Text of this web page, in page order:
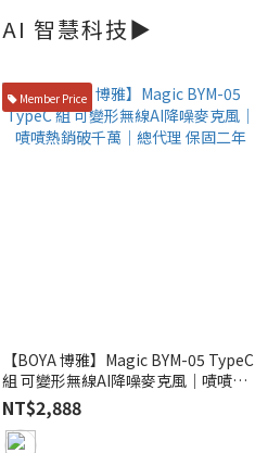
AI 智慧科技▶
Member Price
【BOYA 博雅】Magic BYM-05 TypeC
組 可變形無線AI降噪麥克風｜嘖嘖熱
銷破千萬｜總代理 保固二年
NT$2,888